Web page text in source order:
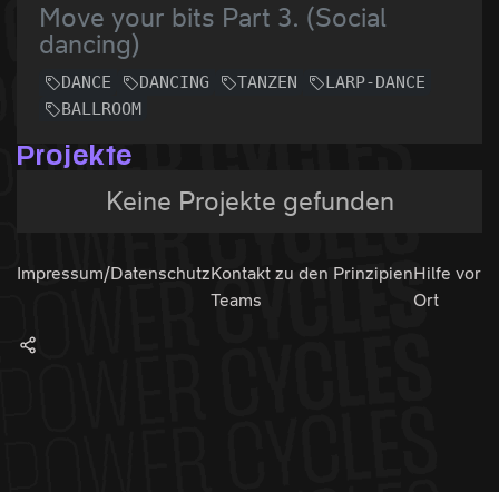
Move your bits Part 3. (Social
dancing)
DANCE DANCING TANZEN
LARP-DANCE
BALLROOM
Projekte
Keine Projekte gefunden
Impressum/DatenschutzKontakt zu den
Teams
PrinzipienHilfe vor
Ort